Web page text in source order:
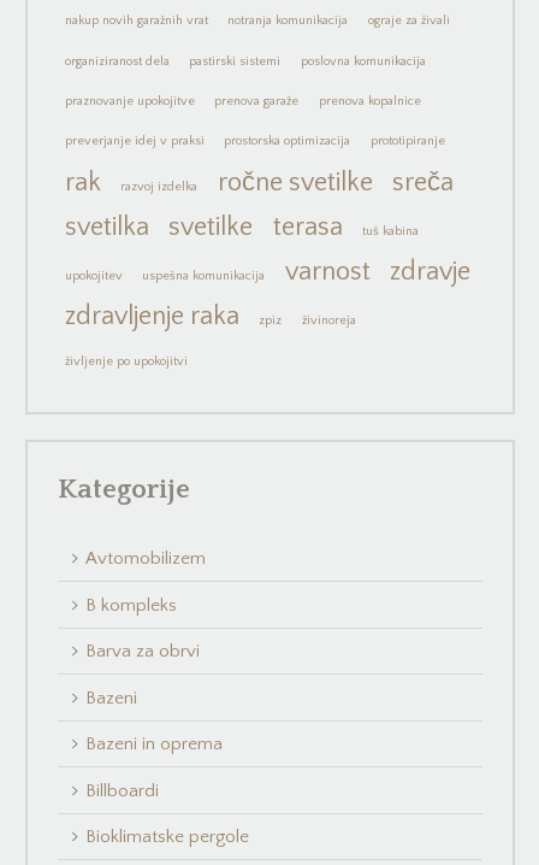
nakup novih garažnih vrat notranja komunikacija ograje za živali
organiziranost dela pastirski sistemi poslovna komunikacija
praznovanje upokojitve prenova garaže prenova kopalnice
preverjanje idej v praksi prostorska optimizacija prototipiranje
rak razvoj izdelka ročne svetilke
sreča
svetilka
svetilke terasa tuš kabina
upokojitev uspešna komunikacija varnost
zdravje
zdravljenje raka
zpiz živinoreja
življenje po upokojitvi
Kategorije
Avtomobilizem
B kompleks
Barva za obrvi
Bazeni
Bazeni in oprema
Billboardi
Bioklimatske pergole